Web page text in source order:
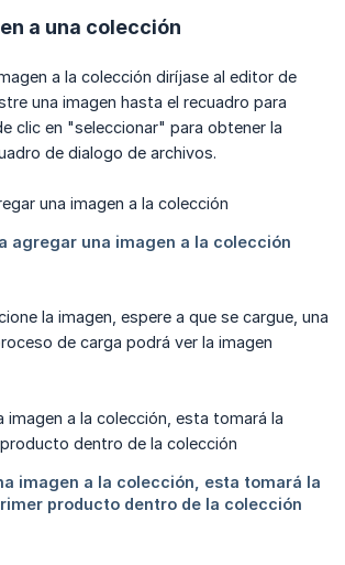
a una colección
a la colección diríjase al editor de
una imagen hasta el recuadro para
clic en "seleccionar" para obtener la
de dialogo de archivos.
la imagen, espere a que se cargue, una
de carga podrá ver la imagen